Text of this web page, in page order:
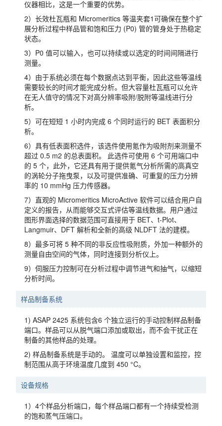
仪器相比，这是一个重要的优势。
2）长效杜瓦瓶和 Micromeritics 等温夹套1可确保在整个扩
展分析过程中样品管和饱和压力 (P0) 管的管身处于热稳定
状态。
3）P0 值可以输入，也可以持续或以选定的时间间隔进行
测量。
4）由于系统必须在每个数据点达到平衡，因此这些等温线
需要较长的时间才能完成分析。但大容量杜瓦瓶可以允许
在无人值守的情况下对高分辨率吸附/脱附等温线进行分
析。
5）可在短短 1 小时内完成 6 个同时运行的 BET 表面积分
析。
6）具有低表面积选件，该选件使用氪作为吸附剂来测量不
超过 0.5 m2 的总表面积。 此选件可使用 6 个可用端口中
的 5 个，此外，它还具有用于提供氪气分析所需的高真空
的涡轮分子拖曳泵，以及可提供准确、可重复的压力分辨
率的 10 mmHg 压力传感器。
7）直观的 Micromeritics MicroActive 软件可以结合用户自
定义的报告，从而能够交互式评估等温线数据。用户通过
图形界面选择的数据范围可直接用于 BET、t-Plot、
Langmuir、DFT 解析和全新的高级 NLDFT 法的建模。
8）最多可将 5 种不同的非反应性吸附质，外加一种额外的
测量自由空间的气体，同时连接到分析仪上。
9）伺服压力控制可在分析过程中调节进气和抽气，以缩短
分析时间。
样品制备系统
1) ASAP 2425 系统包含6 个独立运行的手动控制样品制备
端口。样品可以从脱气端口添加或取出，而不会干扰正在
制备的其他样品的处理。
2) 样品制备系统是手动的。 温度可以单独设置和监控，控
制范围从高于环境温度几度到 450 °C。
设备规格
1）4个样品分析端口，每个样品端口都有一个持续受检测
的饱和蒸气压端口。